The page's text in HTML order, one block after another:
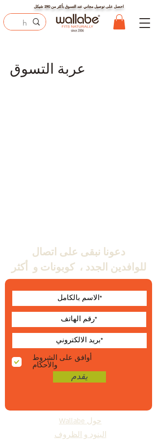
احصل على توصيل مجاني عند التسوق بأكثر من290 شيكل
عربة التسوق
دعونا نبقى على اتصال
للوافدين الجدد ، كوبونات و أكثر
أوافق على الشروط
والأحكام
يقدم
حول Wallabe
البنود و الظروف